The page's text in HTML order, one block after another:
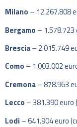
Milano – 12.267.808
Bergamo –
Brescia– 2.015.749
Como – 1.003.002
Cremona– 878.963
Lecco – 381.390
Lodi – 641.904 euro